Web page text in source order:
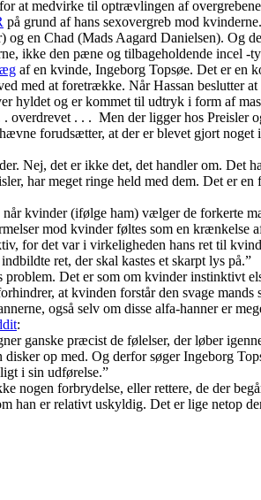
at medvirke til optrævlingen af
på grund af hans sexovergreb mod kvinderne.
en Chad (Mads Aagard Danielsen). Og
ikke den pæne og tilbageholdende incel -
af en kvinde, Ingeborg Topsøe. Det er en
med at foretrække. Når Hassan beslutter
og er kommet til udtryk i form af
overdrevet . . . Men der ligger hos
forudsætter, at der er blevet gjort
Nej, det er ikke det, det handler om.
har meget ringe held med dem. Det er
når kvinder (ifølge ham) vælger de
mod kvinder føltes som en
for det var i virkeligheden hans ret til
ret, der skal kastes et skarpt lys på.”
Det er som om kvinder instinktivt
at kvinden forstår den svage
også selv om disse alfa-hanner er
:
ganske præcist de følelser, der løber
op med. Og derfor søger Ingeborg
i sin udførelse.”
nogen forbrydelse, eller rettere, de der
han er relativt uskyldig. Det er lige netop